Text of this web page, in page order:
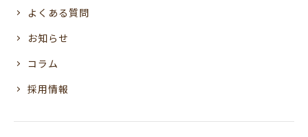
よくある質問
お知らせ
コラム
採用情報